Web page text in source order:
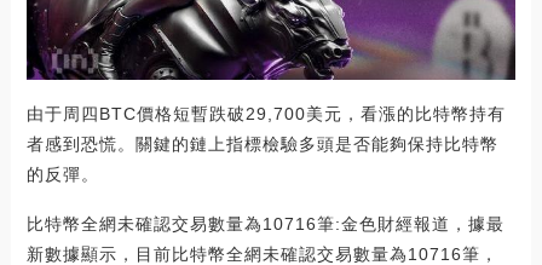
由于周四BTC價格短暫跌破29,700美元，看漲的比特幣持有
者感到恐慌。關鍵的鏈上指標檢驗多頭是否能夠保持比特幣
的反彈。
比特幣全網未確認交易數量為10716筆:金色財經報道，據最
新數據顯示，目前比特幣全網未確認交易數量為10716筆，